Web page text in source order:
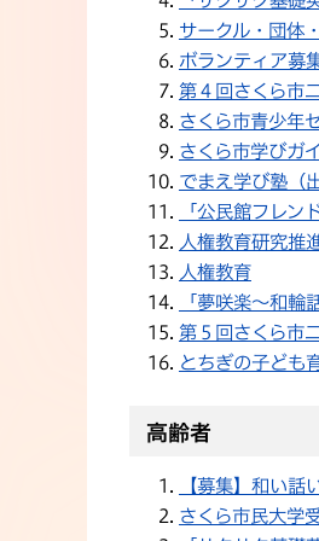
サークル・団体
ボランティア募
第４回さくら市
さくら市青少年
さくら市学びガ
でまえ学び塾（
「公民館フレン
人権教育研究推
人権教育
「夢咲楽～和輪
第５回さくら市
とちぎの子ども
高齢者
【募集】和い話
さくら市民大学